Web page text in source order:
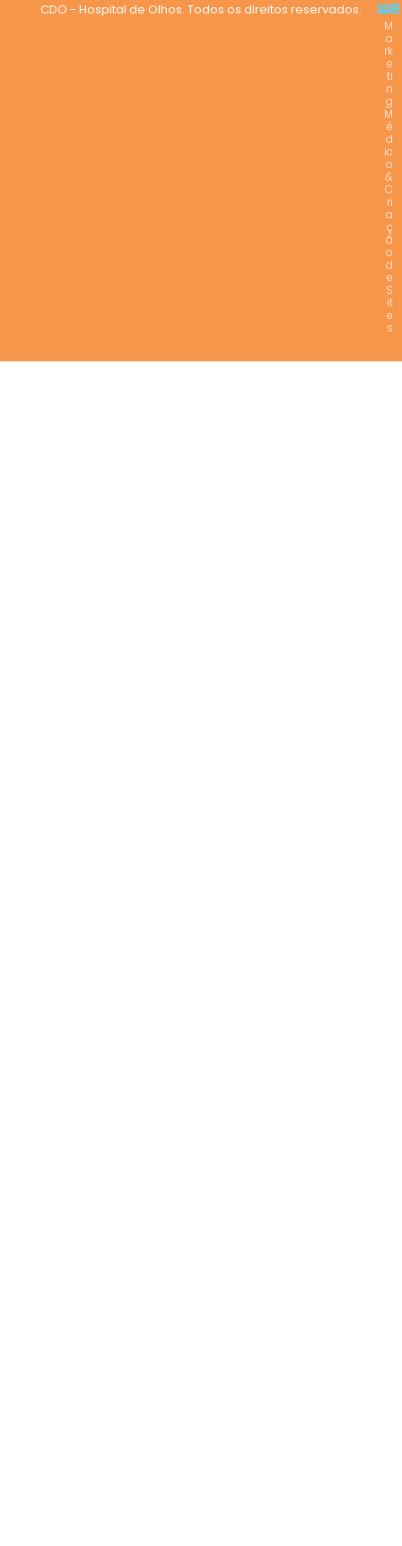
CDO - Hospital de Olhos. Todos os direitos reservados.
M
a
rk
e
ti
n
g
M
é
d
ic
o
&
C
ri
a
ç
ã
o
d
e
S
it
e
s